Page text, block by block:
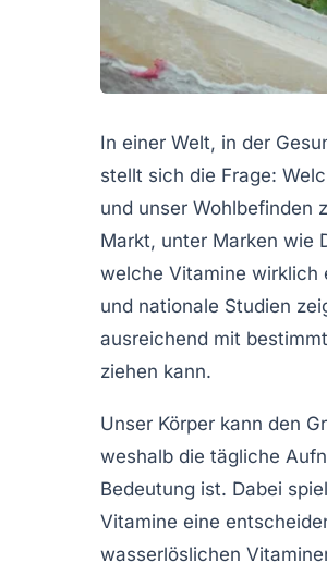
In einer Welt, in der
stellt sich die Frage:
und unser Wohlbefinden
Markt, unter Marken wie
welche Vitamine wirklich
und nationale Studien
ausreichend mit
ziehen kann.
Unser Körper kann den
weshalb die tägliche
Bedeutung ist. Dabei
Vitamine eine
wasserlöslichen